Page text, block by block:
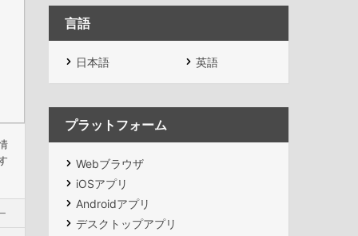
言語
日本語 英語
プラットフォーム
Webブラウザ
iOSアプリ
Androidアプリ
デスクトップアプリ